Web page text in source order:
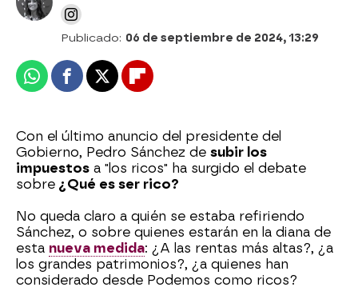
Publicado: 06 de septiembre de 2024, 13:29
WhatsappFacebook
X Flipboard
Con el último anuncio del presidente del
Gobierno, Pedro Sánchez de subir los
impuestos a "los ricos" ha surgido el debate
sobre ¿Qué es ser rico?
No queda claro a quién se estaba refiriendo
Sánchez, o sobre quienes estarán en la diana de
esta nueva medida: ¿A las rentas más altas?, ¿a
los grandes patrimonios?, ¿a quienes han
considerado desde Podemos como ricos?